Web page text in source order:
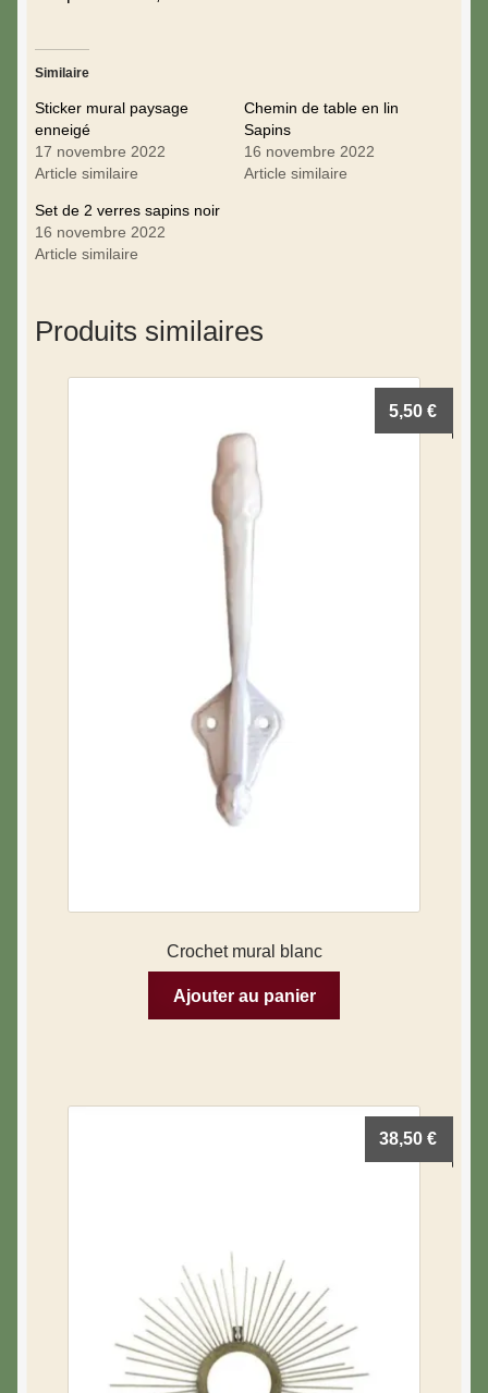
Similaire
Sticker mural paysage
enneigé
17 novembre 2022
Article similaire
Chemin de table en lin
Sapins
16 novembre 2022
Article similaire
Set de 2 verres sapins noir
16 novembre 2022
Article similaire
Produits similaires
Crochet mural blanc
5,50€
Ajouter au panier
38,50€